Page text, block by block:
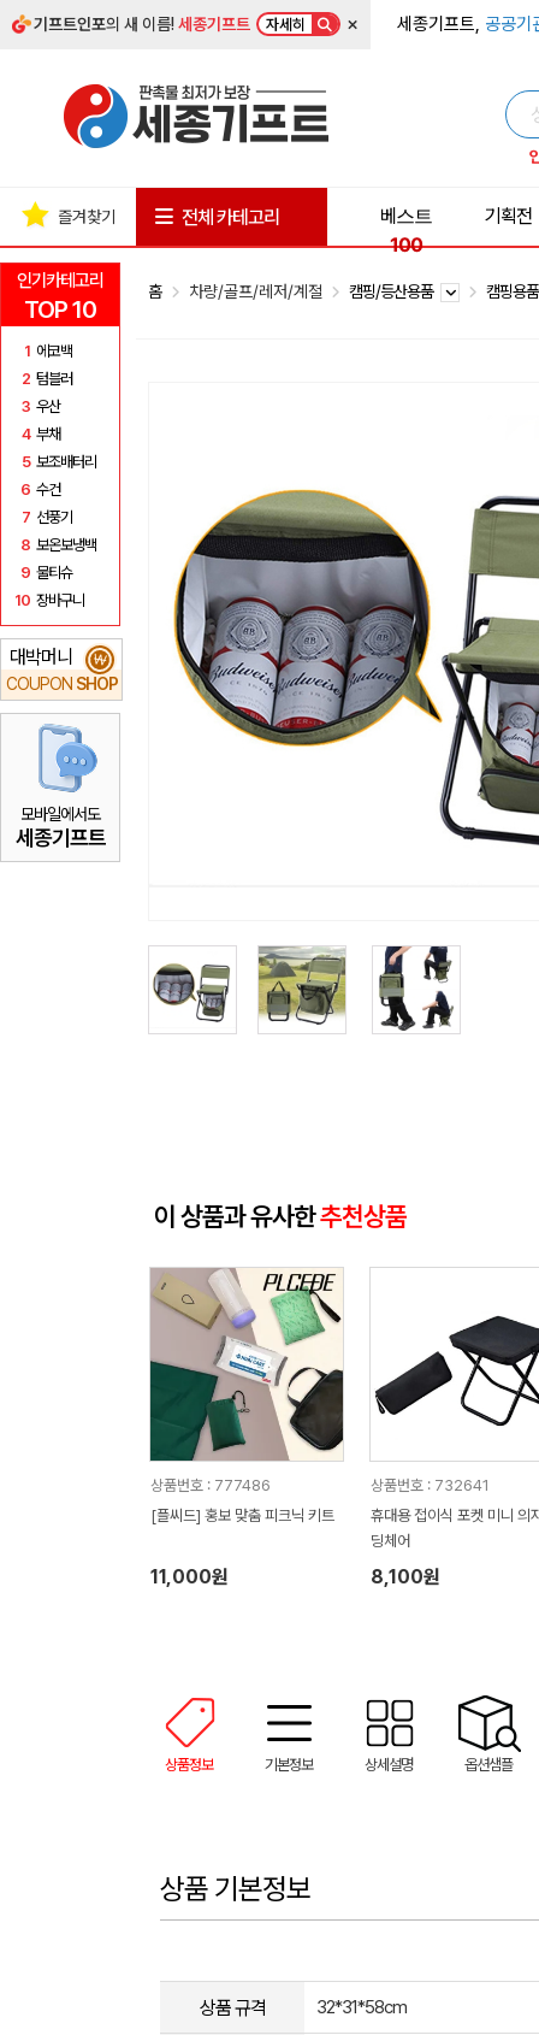
기프트인포의 새 이름!세종기프트 자세히 × 세종기프트, 공공기
인기카테고리
TOP 10
1 에코백
2 텀블러
3 우산
4 부채
5 보조배터리
6 수건
7 선풍기
8 보온보냉백
9 물티슈
10 장바구니
대박머니
COUPON SHOP
₩
모바일에서도
세종기프트
즐겨찾기 전체 카테고리
베스트
100
기획전
홈 차량/골프/레저/계절 캠핑/등산용품 캠핑용
이 상품과 유사한추천상품
상품번호 : 777486
[플씨드] 홍보 맞춤 피크닉 키트
11,000원
상품번호 : 732641
휴대용 접이식 포켓 미니 의
딩체어
8,100원
상품정보 기본정보 상세설명 옵션샘플
상품 기본정보
상품 규격 32*31*58cm